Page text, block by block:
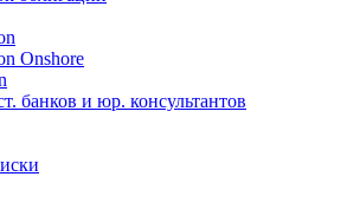
& Карты рынка
(ИИ)
(Россия)
облигаций
Onshore
банков и юр. консультантов